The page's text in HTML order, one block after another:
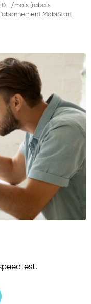
0.-/mois (rabais
MobiStart.